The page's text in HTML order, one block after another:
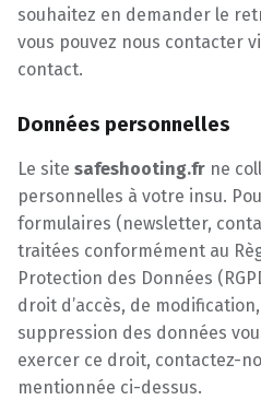
souhaitez en demander le
vous pouvez nous contacter
contact.
Données personnelles
Le site safeshooting.fr ne
personnelles à votre insu.
formulaires (newsletter,
traitées conformément au
Protection des Données
droit d’accès, de
suppression des données
exercer ce droit, contactez-
mentionnée ci-dessus.